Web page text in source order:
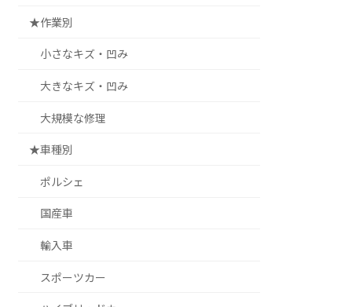
★作業別
小さなキズ・凹み
大きなキズ・凹み
大規模な修理
★車種別
ポルシェ
国産車
輸入車
スポーツカー